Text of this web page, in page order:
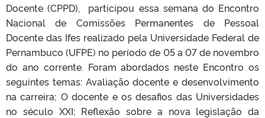
Docente (CPPD), participou essa semana do Encontro
Nacional de Comissões Permanentes de Pessoal
Docente das Ifes realizado pela Universidade Federal de
Pernambuco (UFPE) no período de 05 a 07 de novembro
do ano corrente. Foram abordados neste Encontro os
seguintes temas: Avaliação docente e desenvolvimento
na carreira; O docente e os desafios das Universidades
no século XXI; Reflexão sobre a nova legislação da